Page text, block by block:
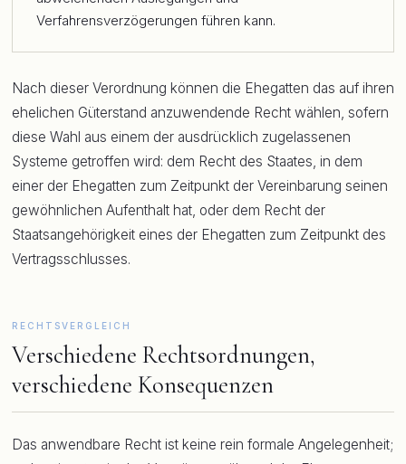
Verfahrensverzögerungen führen kann.
Nach dieser Verordnung können die Ehegatten das auf ihren
ehelichen Güterstand anzuwendende Recht wählen, sofern
diese Wahl aus einem der ausdrücklich zugelassenen
Systeme getroffen wird: dem Recht des Staates, in dem
einer der Ehegatten zum Zeitpunkt der Vereinbarung seinen
gewöhnlichen Aufenthalt hat, oder dem Recht der
Staatsangehörigkeit eines der Ehegatten zum Zeitpunkt des
Vertragsschlusses.
RECHTSVERGLEICH
Verschiedene Rechtsordnungen,
verschiedene Konsequenzen
Das anwendbare Recht ist keine rein formale Angelegenheit;